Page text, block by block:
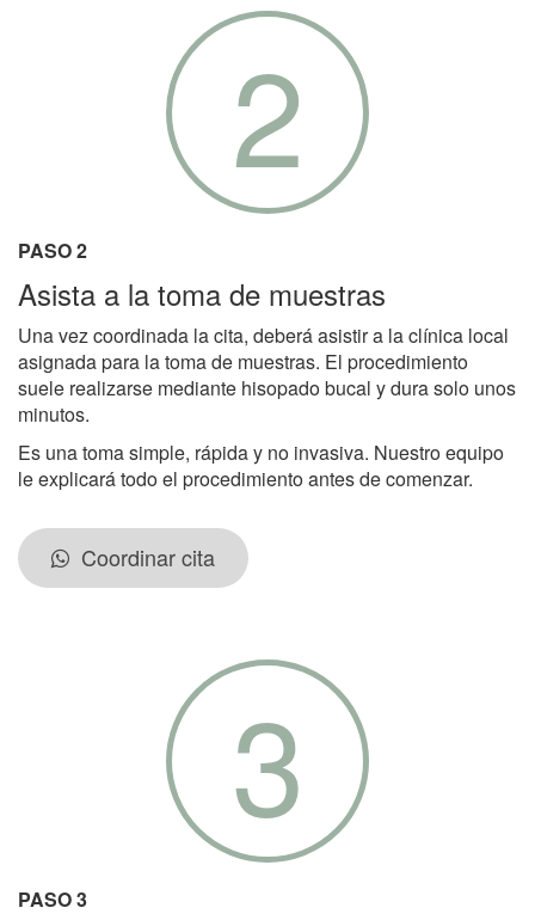
2
PASO 2
Asista a la toma de muestras
Una vez coordinada la cita, deberá asistir a la clínica local
asignada para la toma de muestras. El procedimiento
suele realizarse mediante hisopado bucal y dura solo unos
minutos.
Es una toma simple, rápida y no invasiva. Nuestro equipo
le explicará todo el procedimiento antes de comenzar.
Coordinar cita
3
PASO 3